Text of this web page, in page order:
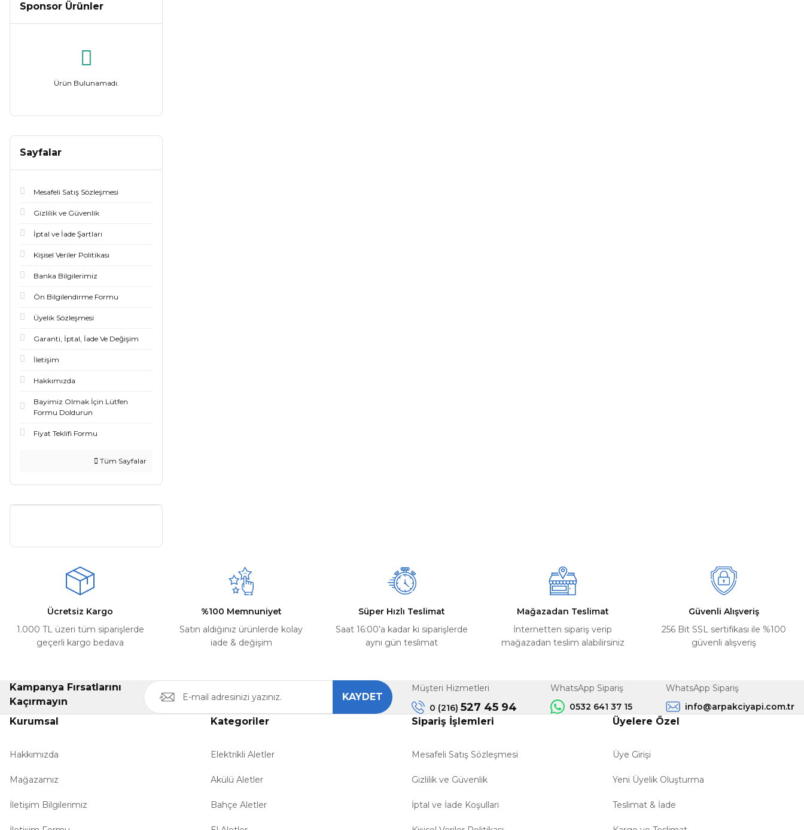
Sponsor Ürünler
Ürün Bulunamadı.
Sayfalar
Mesafeli Satış Sözleşmesi
Gizlilik ve Güvenlik
İptal ve İade Şartları
Kişisel Veriler Politikası
Banka Bilgilerimiz
Ön Bilgilendirme Formu
Üyelik Sözleşmesi
Garanti, İptal, İade Ve Değişim
İletişim
Hakkımızda
Bayimiz Olmak İçin Lütfen
Formu Doldurun
Fiyat Teklifi Formu
Tüm Sayfalar
Ücretsiz Kargo
1.000 TL üzeri tüm siparişlerde
geçerli kargo bedava
%100 Memnuniyet
Satın aldığınız ürünlerde kolay
iade & değişim
Süper Hızlı Teslimat
Saat 16:00’a kadar ki siparişlerde
aynı gün teslimat
Mağazadan Teslimat
İnternetten sipariş verip
mağazadan teslim alabilirsiniz
Güvenli Alışveriş
256 Bit SSL sertifikası ile %100
güvenli alışveriş
Kampanya Fırsatlarını
Kaçırmayın
KAYDET
Müşteri Hizmetleri
0 (216) 527 45 94
WhatsApp Sipariş
0532 641 37 15
WhatsApp Sipariş
info@arpakciyapi.com.tr
Kurumsal
Hakkımızda
Mağazamız
İletişim Bilgilerimiz
Kategoriler
Elektrikli Aletler
Akülü Aletler
Bahçe Aletler
Sipariş İşlemleri
Mesafeli Satış Sözleşmesi
Gizlilik ve Güvenlik
İptal ve İade Koşullari
Üyelere Özel
Üye Girişi
Yeni Üyelik Oluşturma
Teslimat & İade